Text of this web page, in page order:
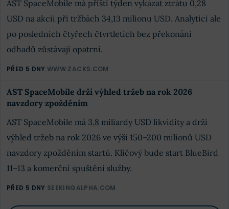
AST SpaceMobile má příští týden vykázat ztrátu 0,28
USD na akcii při tržbách 34,13 milionu USD. Analytici ale
po posledních čtyřech čtvrtletích bez překonání
odhadů zůstávají opatrní.
PŘED 5 DNY WWW.ZACKS.COM
AST SpaceMobile drží výhled tržeb na rok 2026
navzdory zpožděním
AST SpaceMobile má 3,8 miliardy USD likvidity a drží
výhled tržeb na rok 2026 ve výši 150–200 milionů USD
navzdory zpožděním startů. Klíčový bude start BlueBird
11–13 a komerční spuštění služby.
PŘED 5 DNY SEEKINGALPHA.COM